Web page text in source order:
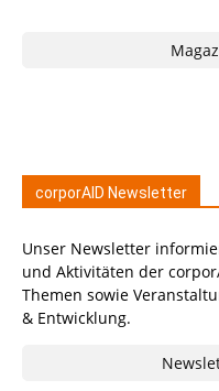
corporAID Newsletter
Unser Newsletter
und Aktivitäten der
Themen sowie
& Entwicklung.